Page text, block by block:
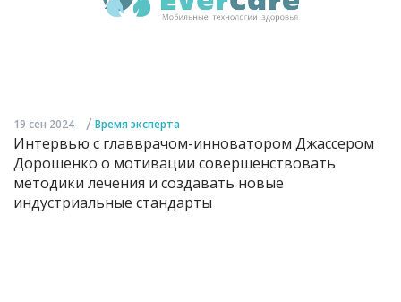
19 сен 2024 / Время эксперта
Интервью с главврачом-инноватором Джассером
Дорошенко о мотивации совершенствовать
методики лечения и создавать новые
индустриальные стандарты